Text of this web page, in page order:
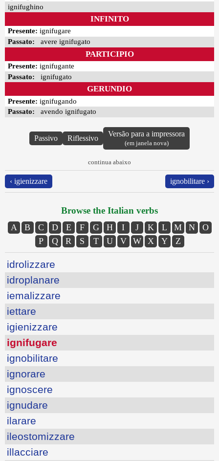
ignifughino
INFINITO
Presente: ignifugare
Passato: avere ignifugato
PARTICIPIO
Presente: ignifugante
Passato: ignifugato
GERUNDIO
Presente: ignifugando
Passato: avendo ignifugato
Passivo Riflessivo
Versão para a impressora
(em janela nova)
continua abaixo
‹ igienizzare ignobilitare ›
Browse the Italian verbs
A B C D E F G H I J K L M N
O
P
Q R S T U V W X Y Z
idrolizzare
idroplanare
iemalizzare
iettare
igienizzare
ignifugare
ignobilitare
ignorare
ignoscere
ignudare
ilarare
ileostomizzare
illacciare